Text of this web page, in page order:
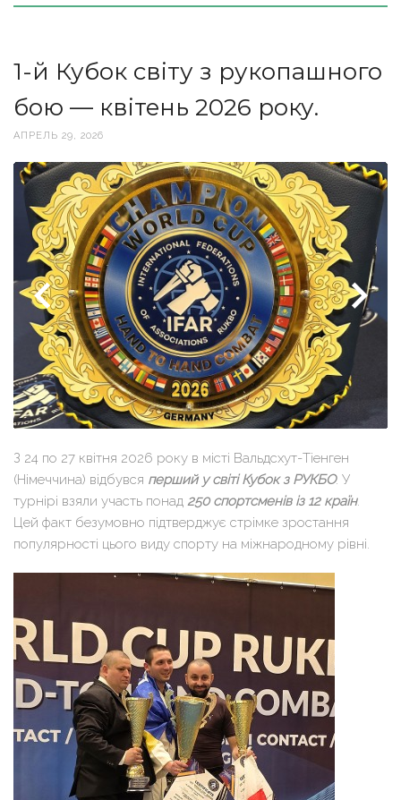
1-й Кубок світу з рукопашного
бою — квітень 2026 року.
АПРЕЛЬ 29, 2026
З 24 по 27 квітня 2026 року в місті Вальдсхут-Тіенген
(Німеччина) відбувся перший у світі Кубок з РУКБО. У
турнірі взяли участь понад 250 спортсменів із 12 країн.
Цей факт безумовно підтверджує стрімке зростання
популярності цього виду спорту на міжнародному рівні.